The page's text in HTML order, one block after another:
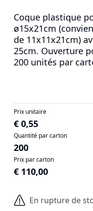
Coque plastique
ø15x21cm
de 11x11x21cm)
25cm. Ouverture
200 unités par
Prix unitaire
€ 0,55
Quantité par carton
200
Prix par carton
€ 110,00
En rupture de